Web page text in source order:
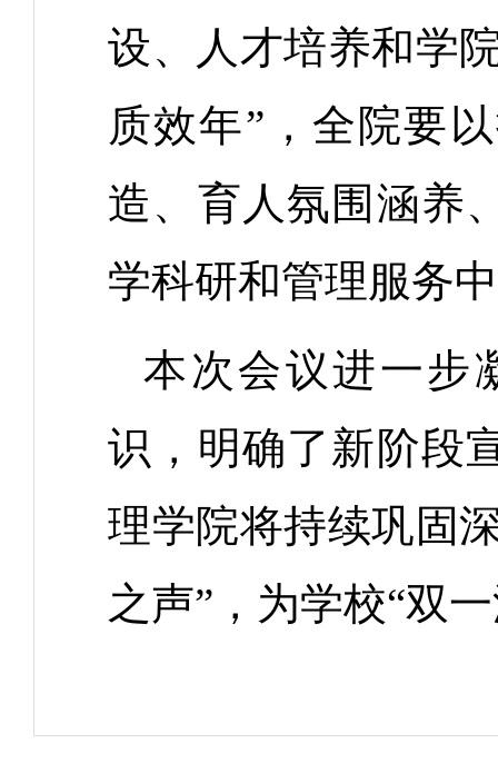
设、人才培养和学
质效年”，全院要
造、育人氛围涵养
学科研和管理服务
本次会议进一步
识，明确了新阶段
理学院将持续巩固
之声”，为学校“双